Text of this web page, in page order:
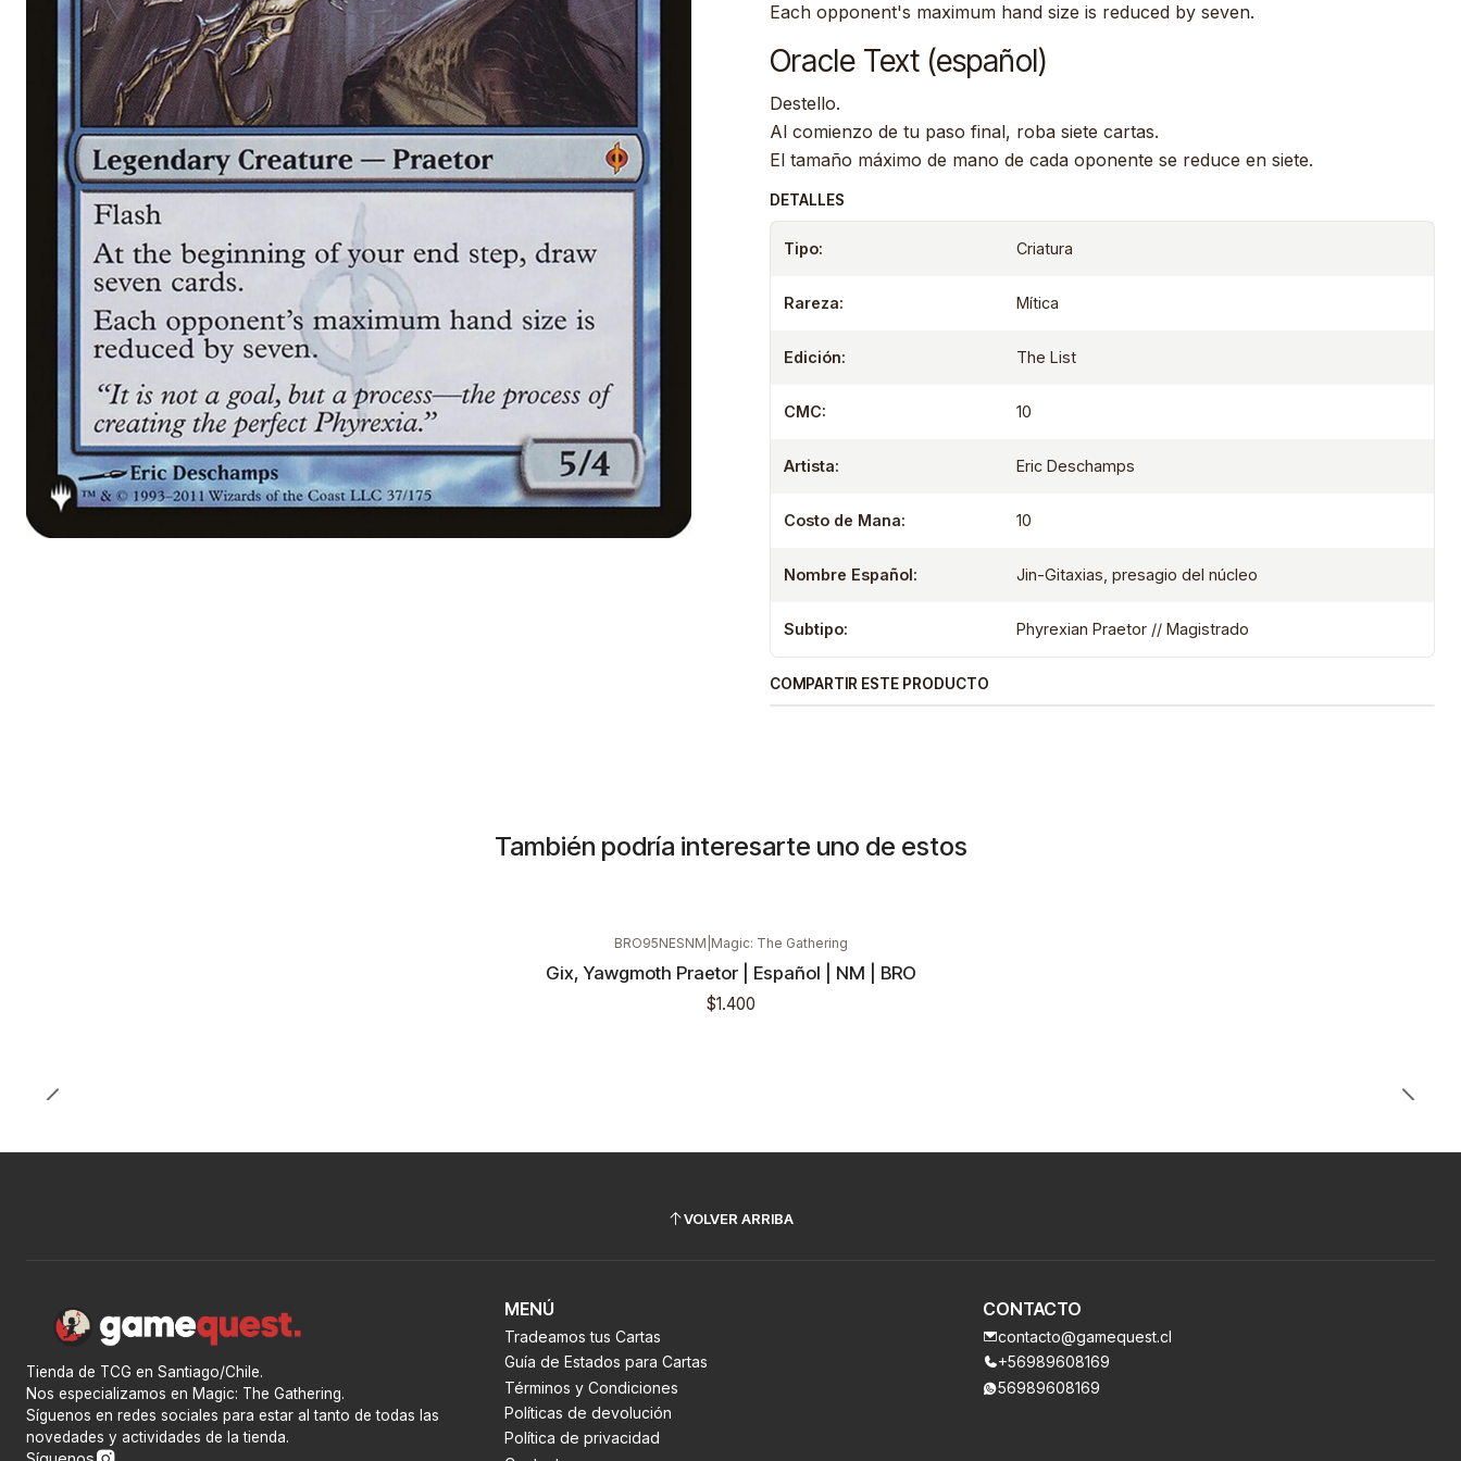
Each opponent's maximum hand size is reduced by seven.
Oracle Text (español)
Destello.
Al comienzo de tu paso final, roba siete cartas.
El tamaño máximo de mano de cada oponente se reduce en siete.
DETALLES
Tipo: Criatura
Rareza: Mítica
Edición: The List
CMC: 10
Artista: Eric Deschamps
Costo de Mana: 10
Nombre Español: Jin-Gitaxias, presagio del núcleo
Subtipo: Phyrexian Praetor // Magistrado
COMPARTIR ESTE PRODUCTO
También podría interesarte uno de estos
BRO95NESNM Magic: The Gathering
Gix, Yawgmoth Praetor | Español | NM | BRO
$1.400
VOLVER ARRIBA
Tienda de TCG en Santiago/Chile.
Nos especializamos en Magic: The Gathering.
Síguenos en redes sociales para estar al tanto de todas las
novedades y actividades de la tienda.
MENÚ
Tradeamos tus Cartas
Guía de Estados para Cartas
Términos y Condiciones
Políticas de devolución
Política de privacidad
CONTACTO
contacto@gamequest.cl
+56989608169
56989608169